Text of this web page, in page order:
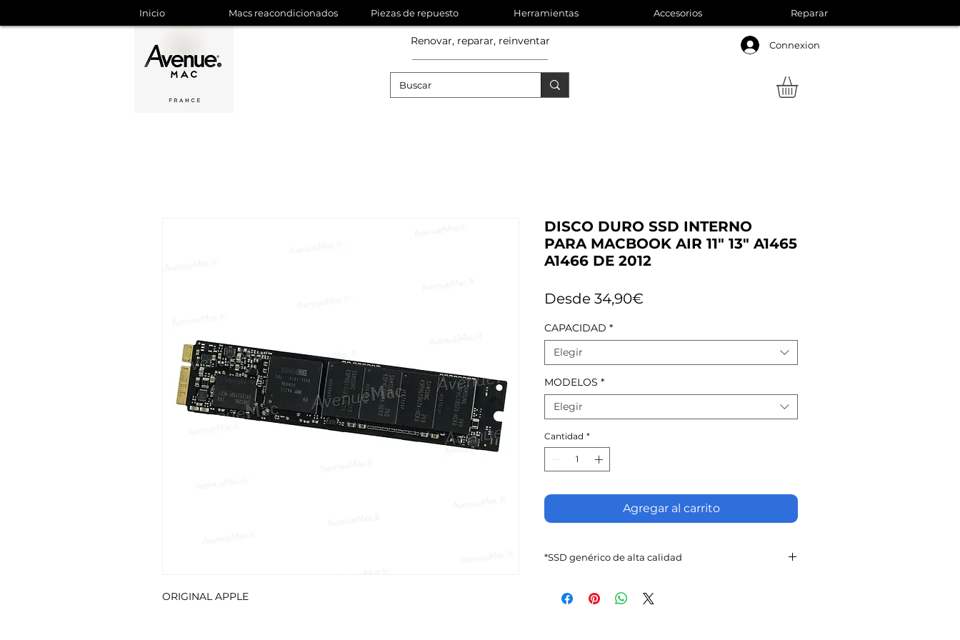
Renovar, reparar, reinventar Connexion
Inicio Macs reacondicionados Piezas de repuesto Herramientas Accesorios Reparar
ORIGINAL APPLE
DISCO DURO SSD INTERNO
PARA MACBOOK AIR 11" 13" A1465
A1466 DE 2012
Desde 34,90€
CAPACIDAD *
Elegir
MODELOS *
Elegir
Cantidad *
Agregar al carrito
*SSD genérico de alta calidad
productos originales de Apple.